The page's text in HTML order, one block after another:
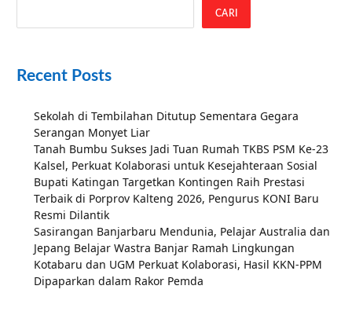
CARI
Recent Posts
Sekolah di Tembilahan Ditutup Sementara Gegara
Serangan Monyet Liar
Tanah Bumbu Sukses Jadi Tuan Rumah TKBS PSM Ke-23
Kalsel, Perkuat Kolaborasi untuk Kesejahteraan Sosial
Bupati Katingan Targetkan Kontingen Raih Prestasi
Terbaik di Porprov Kalteng 2026, Pengurus KONI Baru
Resmi Dilantik
Sasirangan Banjarbaru Mendunia, Pelajar Australia dan
Jepang Belajar Wastra Banjar Ramah Lingkungan
Kotabaru dan UGM Perkuat Kolaborasi, Hasil KKN-PPM
Dipaparkan dalam Rakor Pemda